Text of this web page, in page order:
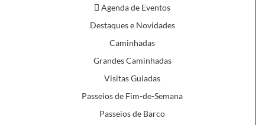
Agenda de Eventos
Destaques e Novidades
Caminhadas
Grandes Caminhadas
Visitas Guiadas
Passeios de Fim-de-Semana
Passeios de Barco